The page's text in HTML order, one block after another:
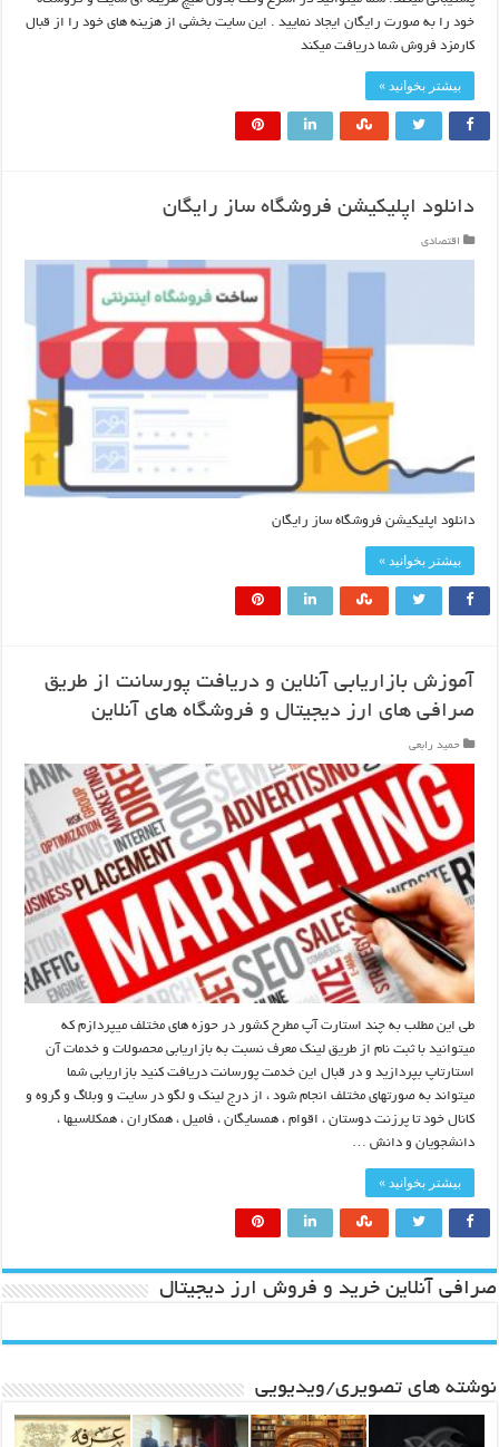
خود را به صورت رایگان ایجاد نمایید . این سایت بخشی از هزینه های خود را از قبال
کارمزد فروش شما دریافت میکند
بیشتر بخوانید »
دانلود اپلیکیشن فروشگاه ساز رایگان
اقتصادی
دانلود اپلیکیشن فروشگاه ساز رایگان
بیشتر بخوانید »
آموزش بازاریابی آنلاین و دریافت پورسانت از طریق
صرافی های ارز دیجیتال و فروشگاه های آنلاین
حمید رابعی
طی این مطلب به چند استارت آپ مطرح کشور در حوزه های مختلف میپردازم که
میتوانید با ثبت نام از طریق لینک معرف نسبت به بازاریابی محصولات و خدمات آن
استارتاپ بپردازید و در قبال این خدمت پورسانت دریافت کنید بازاریابی شما
میتواند به صورتهای مختلف انجام شود ، از درج لینک و لگو در سایت و وبلاگ و گروه و
کانال خود تا پرزنت دوستان ، اقوام ، همسایگان ، فامیل ، همکاران ، همکلاسیها ،
دانشجویان و دانش …
بیشتر بخوانید »
صرافی آنلاین خرید و فروش ارز دیجیتال
نوشته های تصویری/ویدیویی